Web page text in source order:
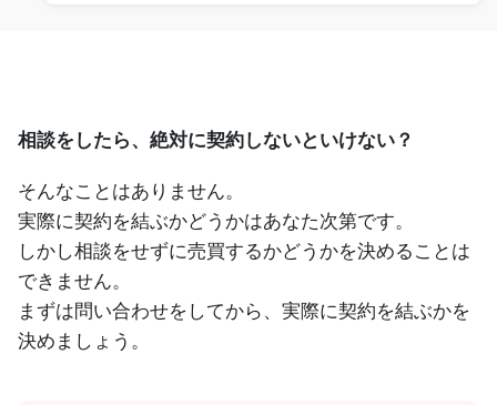
相談をしたら、絶対に契約しないといけない？
そんなことはありません。
実際に契約を結ぶかどうかはあなた次第です。
しかし相談をせずに売買するかどうかを決めることは
できません。
まずは問い合わせをしてから、実際に契約を結ぶかを
決めましょう。